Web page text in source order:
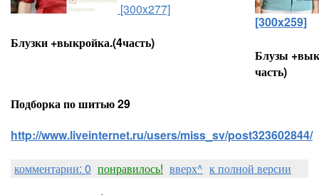
[300x277]
Блузки +выкройка.(4часть)
[300x259]
Блузы
часть)
Подборка по шитью 29
http://www.liveinternet.ru/users/miss_sv/post323602844/
комментарии: 0 понравилось! вверх^ к полной версии